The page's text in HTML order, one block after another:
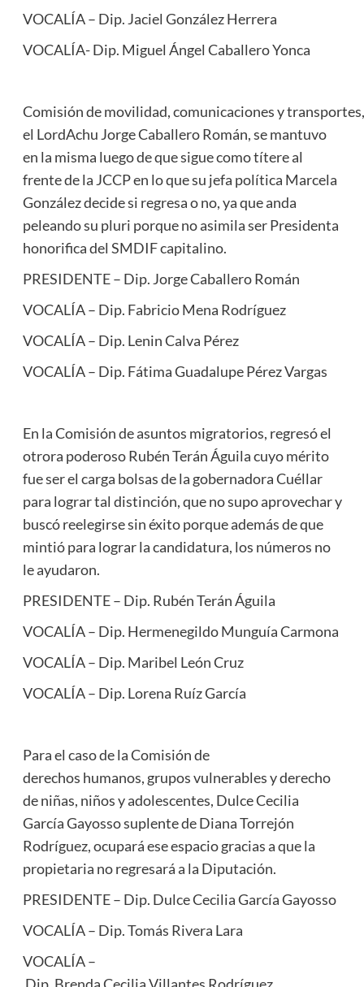
VOCALÍA – Dip. Jaciel González Herrera
VOCALÍA- Dip. Miguel Ángel Caballero Yonca
Comisión de movilidad, comunicaciones y transportes,
el LordAchu Jorge Caballero Román, se mantuvo
en la misma luego de que sigue como títere al
frente de la JCCP en lo que su jefa política Marcela
González decide si regresa o no, ya que anda
peleando su pluri porque no asimila ser Presidenta
honorifica del SMDIF capitalino.
PRESIDENTE – Dip. Jorge Caballero Román
VOCALÍA – Dip. Fabricio Mena Rodríguez
VOCALÍA – Dip. Lenin Calva Pérez
VOCALÍA – Dip. Fátima Guadalupe Pérez Vargas
En la Comisión de asuntos migratorios, regresó el
otrora poderoso Rubén Terán Águila cuyo mérito
fue ser el carga bolsas de la gobernadora Cuéllar
para lograr tal distinción, que no supo aprovechar y
buscó reelegirse sin éxito porque además de que
mintió para lograr la candidatura, los números no
le ayudaron.
PRESIDENTE – Dip. Rubén Terán Águila
VOCALÍA – Dip. Hermenegildo Munguía Carmona
VOCALÍA – Dip. Maribel León Cruz
VOCALÍA – Dip. Lorena Ruíz García
Para el caso de la Comisión de
derechos humanos, grupos vulnerables y derecho
de niñas, niños y adolescentes, Dulce Cecilia
García Gayosso suplente de Diana Torrejón
Rodríguez, ocupará ese espacio gracias a que la
propietaria no regresará a la Diputación.
PRESIDENTE – Dip. Dulce Cecilia García Gayosso
VOCALÍA – Dip. Tomás Rivera Lara
VOCALÍA –